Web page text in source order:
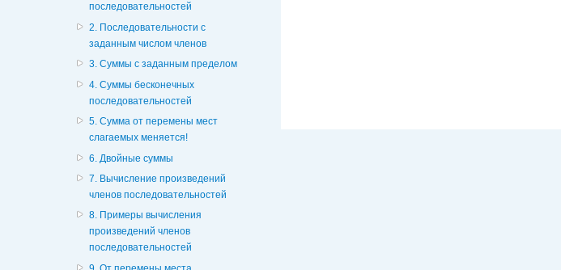
последовательностей
2. Последовательности с
заданным числом членов
3. Суммы с заданным пределом
4. Суммы бесконечных
последовательностей
5. Сумма от перемены мест
слагаемых меняется!
6. Двойные суммы
7. Вычисление произведений
членов последовательностей
8. Примеры вычисления
произведений членов
последовательностей